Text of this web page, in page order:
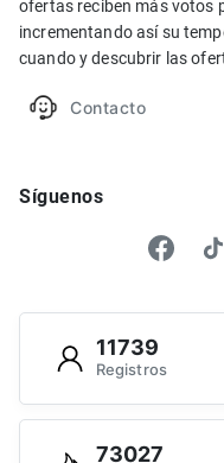
ofertas reciben más votos
incrementando así su
cuando y descubrir las
Contacto
Síguenos
11739
Registros
73027